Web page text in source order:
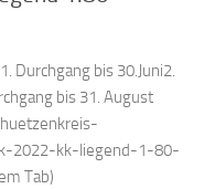
Durchgang bis 30.Juni2.
bis 31. August
2022-kk-liegend-1-80-
Tab)